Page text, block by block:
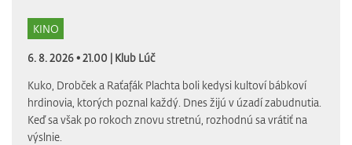
KINO
6. 8. 2026 • 21.00 | Klub Lúč
Kuko, Drobček a Raťafák Plachta boli kedysi kultoví bábkoví
hrdinovia, ktorých poznal každý. Dnes žijú v úzadí zabudnutia.
Keď sa však po rokoch znovu stretnú, rozhodnú sa vrátiť na
výslnie.